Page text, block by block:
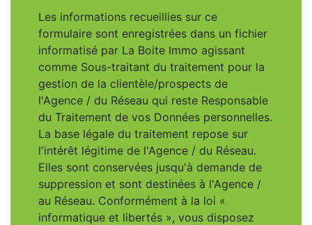
Les informations recueillies sur ce
formulaire sont enregistrées dans un fichier
informatisé par La Boite Immo agissant
comme Sous-traitant du traitement pour la
gestion de la clientèle/prospects de
l'Agence / du Réseau qui reste Responsable
du Traitement de vos Données personnelles.
La base légale du traitement repose sur
l'intérêt légitime de l'Agence / du Réseau.
Elles sont conservées jusqu'à demande de
suppression et sont destinées à l'Agence /
au Réseau. Conformément à la loi «
informatique et libertés », vous disposez